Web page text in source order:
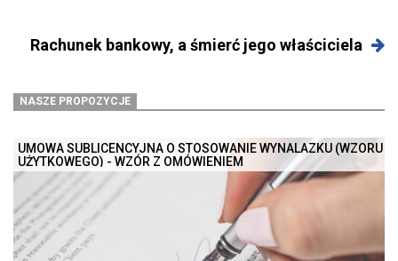
Rachunek bankowy, a śmierć jego właściciela
NASZE PROPOZYCJE
UMOWA SUBLICENCYJNA O STOSOWANIE WYNALAZKU (WZORU
UŻYTKOWEGO) - WZÓR Z OMÓWIENIEM